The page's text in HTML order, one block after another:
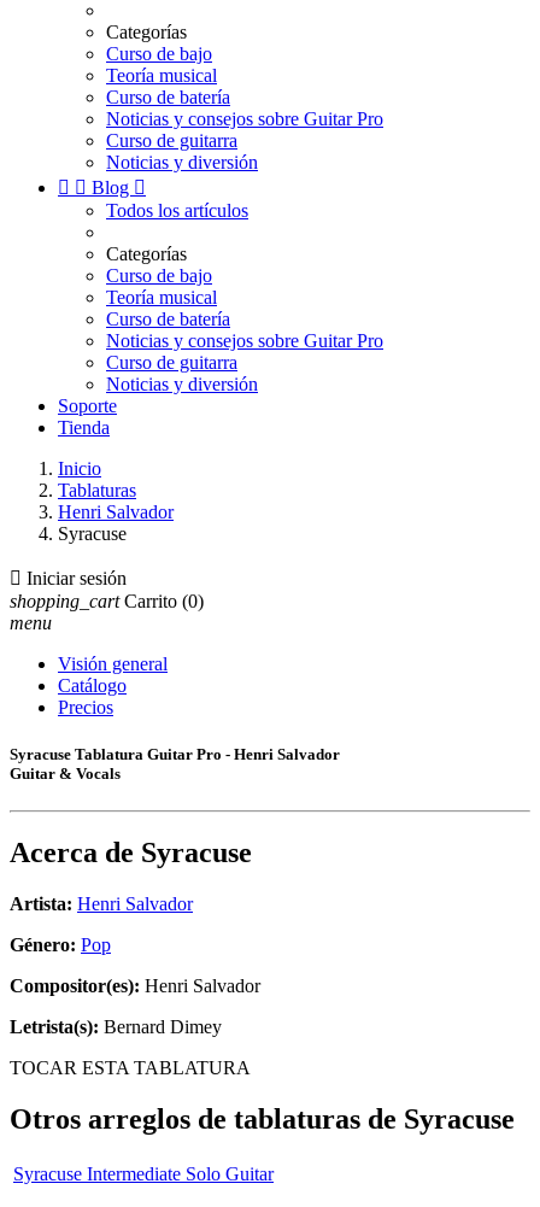
Categorías
Curso de bajo
Teoría musical
Curso de batería
Noticias y consejos sobre Guitar Pro
Curso de guitarra
Noticias y diversión
  Blog 
Todos los artículos
Categorías
Curso de bajo
Teoría musical
Curso de batería
Noticias y consejos sobre Guitar Pro
Curso de guitarra
Noticias y diversión
Soporte
Tienda
Inicio
Tablaturas
Henri Salvador
Syracuse
 Iniciar sesión
shopping_cart Carrito (0)
menu
Visión general
Catálogo
Precios
Syracuse Tablatura Guitar Pro - Henri Salvador
Guitar & Vocals
Acerca de Syracuse
Artista: Henri Salvador
Género: Pop
Compositor(es): Henri Salvador
Letrista(s): Bernard Dimey
TOCAR ESTA TABLATURA
Otros arreglos de tablaturas de Syracuse
Syracuse Intermediate Solo Guitar